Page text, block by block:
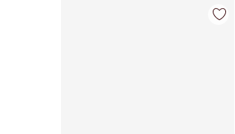
Article 1 sur 7